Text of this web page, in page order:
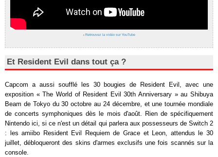
› Retrouvez la vidéo sur YouTube
Et Resident Evil dans tout ça ?
Capcom a aussi soufflé les 30 bougies de Resident Evil, avec une
exposition « The World of Resident Evil 30th Anniversary » au Shibuya
Beam de Tokyo du 30 octobre au 24 décembre, et une tournée mondiale
de concerts symphoniques dès le mois d'août. Rien de spécifiquement
Nintendo ici, si ce n'est un détail qui parlera aux possesseurs de Switch 2
: les amiibo Resident Evil Requiem de Grace et Leon, attendus le 30
juillet, débloqueront des skins d'armes exclusifs une fois scannés sur la
console.